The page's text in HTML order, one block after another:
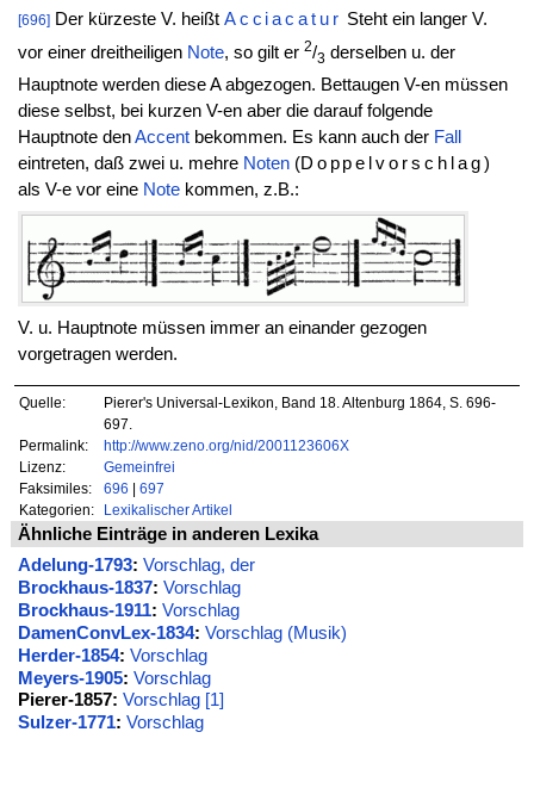
[696]Der kürzeste V. heißt Acciacatur Steht ein langer V.
vor einer dreitheiligen Note, so gilt er 2/3 derselben u. der
Hauptnote werden diese A abgezogen. Bettaugen V-en müssen
diese selbst, bei kurzen V-en aber die darauf folgende
Hauptnote denAccentbekommen. Es kann auch der Fall
eintreten, daß zwei u. mehre Noten(Doppelvorschlag)
als V-e vor eine Notekommen, z.B.:
V. u. Hauptnote müssen immer an einander gezogen
vorgetragen werden.
Quelle:
Pierer's Universal-Lexikon, Band 18. Altenburg 1864, S. 696-
697.
Permalink:
http://www.zeno.org/nid/2001123606X
Lizenz:
Gemeinfrei
Faksimiles:
696 | 697
Kategorien:
Lexikalischer Artikel
Ähnliche Einträge in anderen Lexika
Adelung-1793: Vorschlag, der
Brockhaus-1837: Vorschlag
Brockhaus-1911: Vorschlag
DamenConvLex-1834: Vorschlag (Musik)
Herder-1854: Vorschlag
Meyers-1905: Vorschlag
Pierer-1857: Vorschlag [1]
Sulzer-1771: Vorschlag